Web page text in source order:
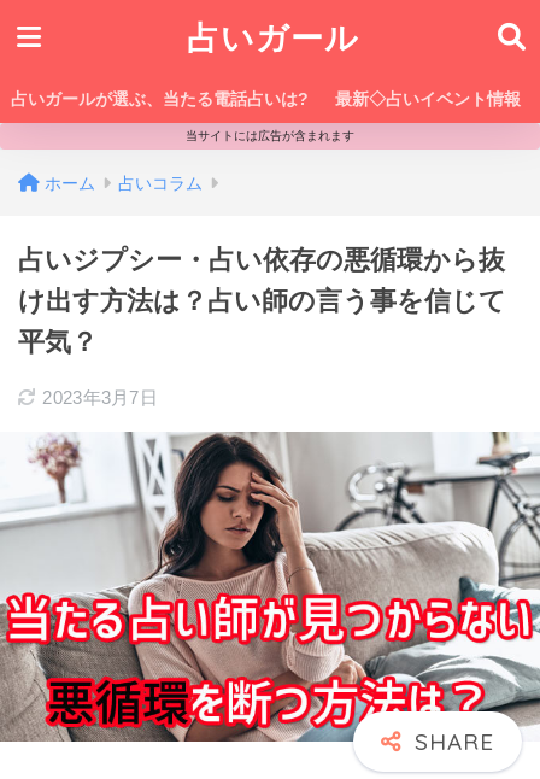
占いガール
占いガールが選ぶ、当たる電話占いは? 最新◇占いイベント情報
当サイトには広告が含まれます
ホーム 占いコラム
占いジプシー・占い依存の悪循環から抜
け出す方法は？占い師の言う事を信じて
平気？
2023年3月7日